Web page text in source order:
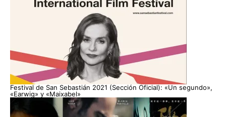
Festival de San Sebastián 2021 (Sección Oficial): «Un segundo»,
«Earwig» y «Maixabel»